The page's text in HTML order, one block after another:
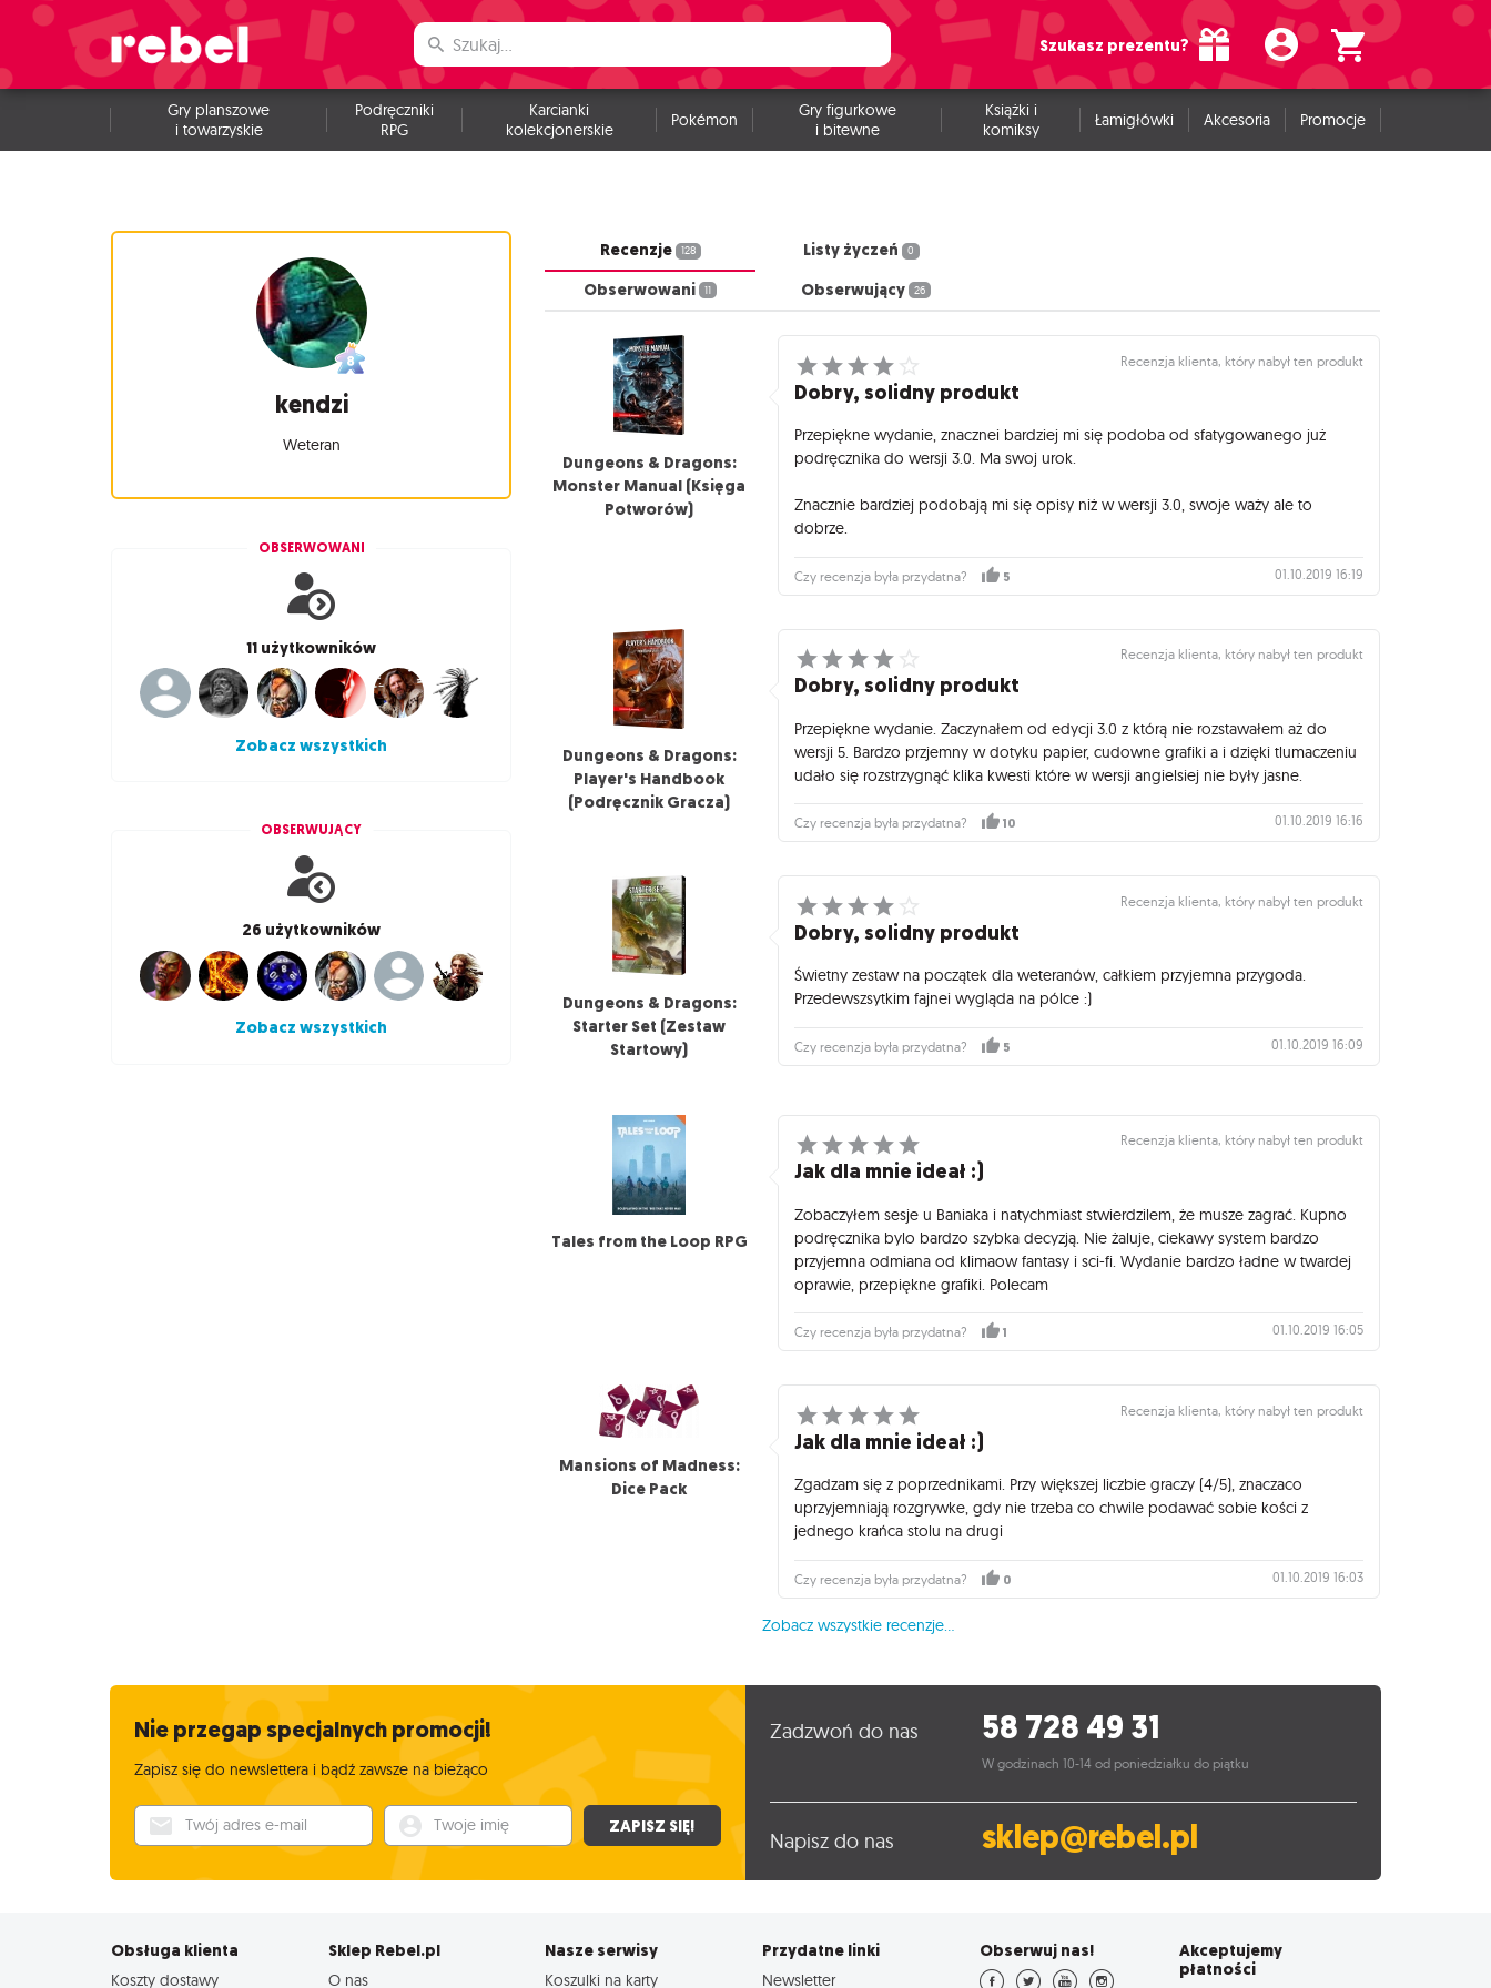
Szukasz prezentu?
Gry planszowe
i towarzyskie
Podręczniki
RPG
Karcianki
kolekcjonerskie
Pokémon
Gry figurkowe
i bitewne
Książki i
komiksy
Łamigłówki Akcesoria Promocje
kendzi
Weteran
OBSERWOWANI
11 użytkowników
Zobacz wszystkich
OBSERWUJĄCY
26 użytkowników
Zobacz wszystkich
Recenzje 128 Listy życzeń 0
Obserwowani 11 Obserwujący 26
Dungeons & Dragons:
Monster Manual (Księga
Potworów)
Recenzja klienta, który nabył ten produkt
Dobry, solidny produkt
Przepiękne wydanie, znacznei bardziej mi się podoba od sfatygowanego już
podręcznika do wersji 3.0. Ma swoj urok.
Znacznie bardziej podobają mi się opisy niż w wersji 3.0, swoje waży ale to
dobrze.
Czy recenzja była przydatna? 5 01.10.2019 16:19
Dungeons & Dragons:
Player's Handbook
(Podręcznik Gracza)
Recenzja klienta, który nabył ten produkt
Dobry, solidny produkt
Przepiękne wydanie. Zaczynałem od edycji 3.0 z którą nie rozstawałem aż do
wersji 5. Bardzo przjemny w dotyku papier, cudowne grafiki a i dzięki tlumaczeniu
udało się rozstrzygnąć klika kwesti które w wersji angielsiej nie były jasne.
Czy recenzja była przydatna? 10 01.10.2019 16:16
Dungeons & Dragons:
Starter Set (Zestaw
Startowy)
Recenzja klienta, który nabył ten produkt
Dobry, solidny produkt
Świetny zestaw na początek dla weteranów, całkiem przyjemna przygoda.
Przedewszsytkim fajnei wygląda na pólce :)
Czy recenzja była przydatna? 5 01.10.2019 16:09
Tales from the Loop RPG
Recenzja klienta, który nabył ten produkt
Jak dla mnie ideał :)
Zobaczyłem sesje u Baniaka i natychmiast stwierdzilem, że musze zagrać. Kupno
podręcznika bylo bardzo szybka decyzją. Nie żaluje, ciekawy system bardzo
przyjemna odmiana od klimaow fantasy i sci-fi. Wydanie bardzo ładne w twardej
oprawie, przepiękne grafiki. Polecam
Czy recenzja była przydatna? 1 01.10.2019 16:05
Mansions of Madness:
Dice Pack
Recenzja klienta, który nabył ten produkt
Jak dla mnie ideał :)
Zgadzam się z poprzednikami. Przy większej liczbie graczy (4/5), znaczaco
uprzyjemniają rozgrywke, gdy nie trzeba co chwile podawać sobie kości z
jednego krańca stolu na drugi
Czy recenzja była przydatna? 0 01.10.2019 16:03
Zobacz wszystkie recenzje...
Nie przegap specjalnych promocji!
Zapisz się do newslettera i bądź zawsze na bieżąco
Twój adres e-mail Twoje imię ZAPISZ SIĘ!
Zadzwoń do nas 58 728 49 31
W godzinach 10-14 od poniedziałku do piątku
Napisz do nas sklep@rebel.pl
Obsługa klienta
Koszty dostawy
Sklep Rebel.pl
O nas
Nasze serwisy
Koszulki na karty
Przydatne linki
Newsletter
Obserwuj nas!
Akceptujemy
płatności